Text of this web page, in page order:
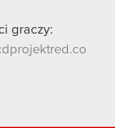
graczy: